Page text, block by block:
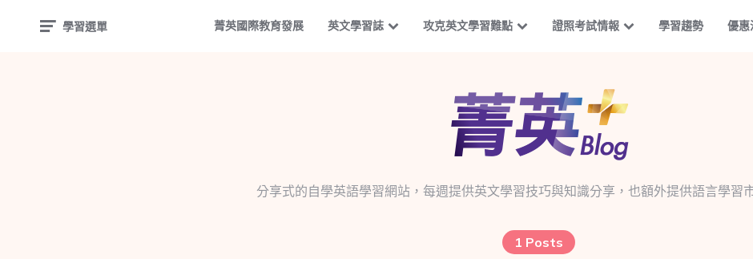
學習選單 菁英國際教育發展 英文學習誌 攻克英文學習難點 證照考試情報 學習趨勢 優惠
分享式的自學英語學習網站，每週提供英文學習技巧與知識分享，也額外提供語言學習
1 Posts